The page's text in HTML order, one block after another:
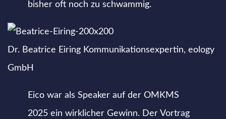
bisher oft noch zu schwammig.
Dr. Beatrice Eiring Kommunikationsexpertin, eology
GmbH
Eico war als Speaker auf der OMKMS
2025 ein wirklicher Gewinn. Der Vortrag